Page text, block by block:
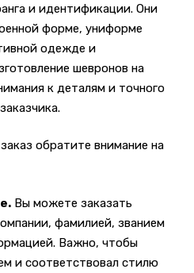
и идентификации. Они
форме, униформе
одежде и
шевронов на
к деталям и точного
обратите внимание на
Вы можете заказать
фамилией, званием
Важно, чтобы
и соответствовал стилю